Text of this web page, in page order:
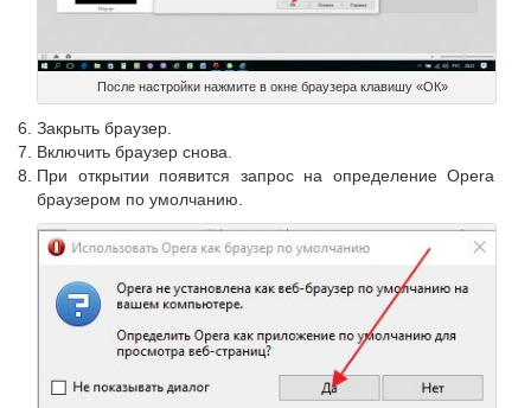
После настройки нажмите в окне браузера клавишу «ОК»
Закрыть браузер.
Включить браузер снова.
При открытии появится запрос на определение Opera
браузером по умолчанию.